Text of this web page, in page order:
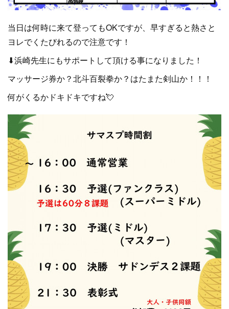
当日は何時に来て登ってもOKですが、早すぎると熱さと
ヨレでくたびれるので注意です！
⬇浜崎先生にもサポートして頂ける事になりました！
マッサージ券か？北斗百裂拳か？はたまた剣山か！！！
何がくるかドキドキですね💘